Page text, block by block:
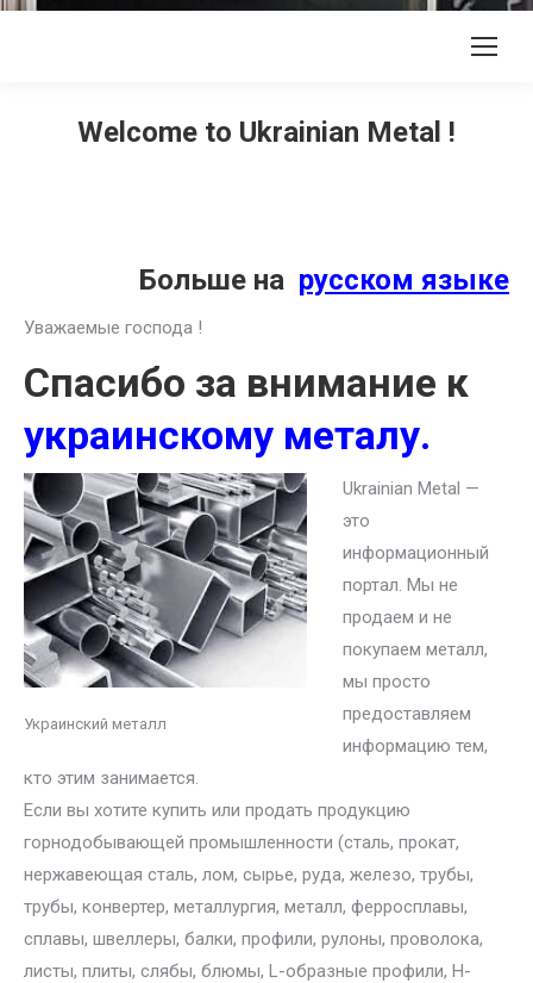
Welcome to Ukrainian Metal !
Больше на русском языке
Уважаемые господа !
Спасибо за внимание к
украинскому металу.
Украинский металл
Ukrainian Metal —
это
информационный
портал. Мы не
продаем и не
покупаем металл,
мы просто
предоставляем
информацию тем,
кто этим занимается.
Если вы хотите купить или продать продукцию
горнодобывающей промышленности (сталь, прокат,
нержавеющая сталь, лом, сырье, руда, железо, трубы,
трубы, конвертер, металлургия, металл, ферросплавы,
сплавы, швеллеры, балки, профили, рулоны, проволока,
листы, плиты, слябы, блюмы, L-образные профили, H-